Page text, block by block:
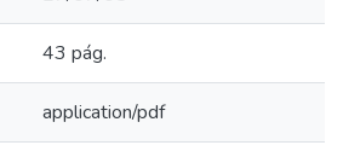
43 pág.
application/pdf